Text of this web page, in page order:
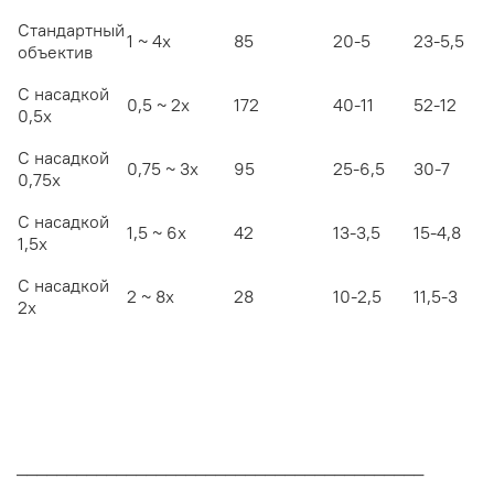
Стандартный
объектив
1 ~ 4х 85 20-5 23-5,5
С насадкой
0,5х
0,5 ~ 2х 172 40-11 52-12
С насадкой
0,75х
0,75 ~ 3х 95 25-6,5 30-7
С насадкой
1,5х
1,5 ~ 6х 42 13-3,5 15-4,8
С насадкой
2х
2 ~ 8х 28 10-2,5 11,5-3